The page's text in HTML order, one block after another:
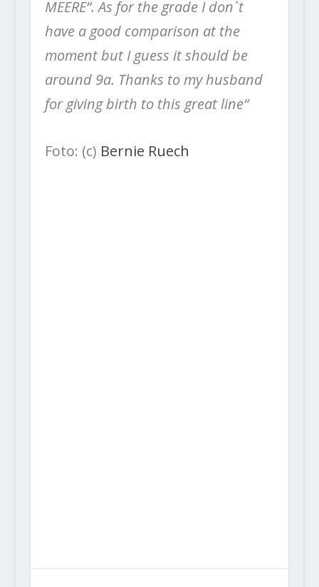
MEERE“. As for the grade I donˋt
have a good comparison at the
moment but I guess it should be
around 9a. Thanks to my husband
for giving birth to this great line“
Foto: (c) Bernie Ruech